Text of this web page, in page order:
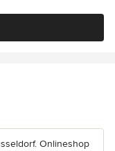
Onlineshop